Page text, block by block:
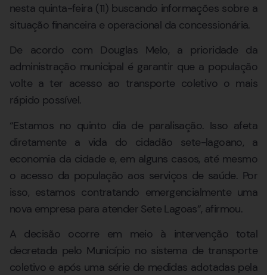
nesta quinta-feira (11) buscando informações sobre a
situação financeira e operacional da concessionária.
De acordo com Douglas Melo, a prioridade da
administração municipal é garantir que a população
volte a ter acesso ao transporte coletivo o mais
rápido possível.
“Estamos no quinto dia de paralisação. Isso afeta
diretamente a vida do cidadão sete-lagoano, a
economia da cidade e, em alguns casos, até mesmo
o acesso da população aos serviços de saúde. Por
isso, estamos contratando emergencialmente uma
nova empresa para atender Sete Lagoas”, afirmou.
A decisão ocorre em meio à intervenção total
decretada pelo Município no sistema de transporte
coletivo e após uma série de medidas adotadas pela